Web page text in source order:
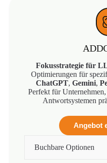
Fokusstrategie für
Optimierungen für
ChatGPT, Gemini,
Perfekt für
Antwortsystemen
Angebot
Buchbare Optionen